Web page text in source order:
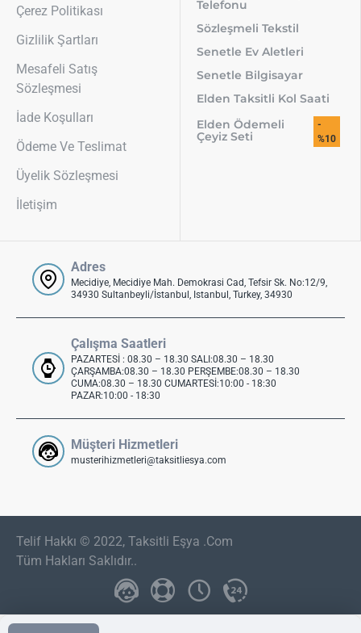
Çerez Politikası
Gizlilik Şartları
Mesafeli Satış
Sözleşmesi
İade Koşulları
Ödeme Ve Teslimat
Üyelik Sözleşmesi
İletişim
Telefonu
Sözleşmeli Tekstil
Senetle Ev Aletleri
Senetle Bilgisayar
Elden Taksitli Kol Saati
Elden Ödemeli
Çeyiz Seti
-
%10
Adres
Mecidiye, Mecidiye Mah. Demokrasi Cad, Tefsir Sk. No:12/9,
34930 Sultanbeyli/İstanbul, Istanbul, Turkey, 34930
Çalışma Saatleri
PAZARTESİ : 08.30 – 18.30 SALI:08.30 – 18.30
ÇARŞAMBA:08.30 – 18.30 PERŞEMBE:08.30 – 18.30
CUMA:08.30 – 18.30 CUMARTESİ:10:00 - 18:30
PAZAR:10:00 - 18:30
Müşteri Hizmetleri
musterihizmetleri@taksitliesya.com
Telif Hakkı © 2022, Taksitli Eşya .Com
Tüm Hakları Saklıdır..